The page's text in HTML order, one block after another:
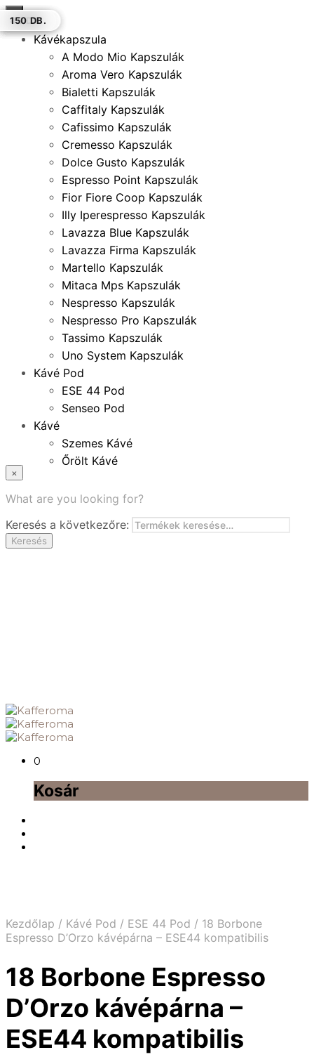
×
Kávékapszula
A Modo Mio Kapszulák
Aroma Vero Kapszulák
Bialetti Kapszulák
Caffitaly Kapszulák
Cafissimo Kapszulák
Cremesso Kapszulák
Dolce Gusto Kapszulák
Espresso Point Kapszulák
Fior Fiore Coop Kapszulák
Illy Iperespresso Kapszulák
Lavazza Blue Kapszulák
Lavazza Firma Kapszulák
Martello Kapszulák
Mitaca Mps Kapszulák
Nespresso Kapszulák
Nespresso Pro Kapszulák
Tassimo Kapszulák
Uno System Kapszulák
Kávé Pod
ESE 44 Pod
Senseo Pod
Kávé
Szemes Kávé
Őrölt Kávé
Instant Kávé
Zacskó Tea
Tartozékok
×
What are you looking for?
Keresés a következőre:
Keresés
0
Kosár
18 DB.
Kezdőlap / Kávé Pod / ESE 44 Pod / 18 Borbone
Espresso D’Orzo kávépárna – ESE44 kompatibilis
18 Borbone Espresso
D’Orzo kávépárna –
ESE44 kompatibilis
100 DB.
8 DB.
100 DB.
170 DB.
40 DB.
150 DB.